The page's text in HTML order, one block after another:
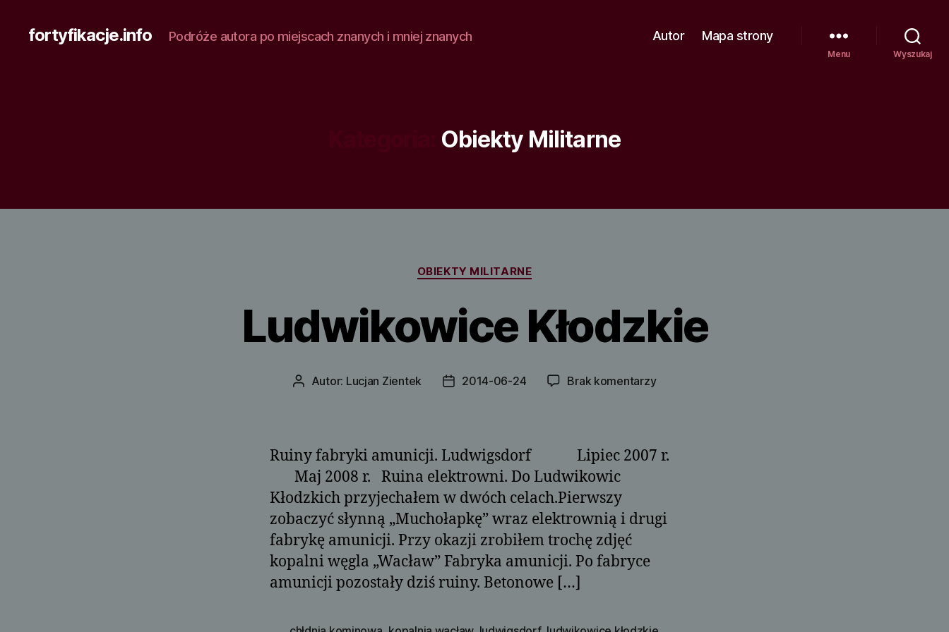
fortyfikacje.info Podróże autora po miejscach znanych i mniej znanych Autor Mapa strony
Menu Wyszukaj
Obiekty Militarne
Kategorie
OBIEKTY MILITARNE
Ludwikowice Kłodzkie
AutorAutor: Lucjan Zientek
Data2014-06-24 Brak komentarzydo
Ruiny fabryki amunicji. Ludwigsdorf Lipiec 2007 r.
Maj 2008 r. Ruina elektrowni. Do Ludwikowic
Kłodzkich przyjechałem w dwóch celach.Pierwszy
zobaczyć słynną „Muchołapkę” wraz elektrownią i drugi
fabrykę amunicji. Przy okazji zrobiłem trochę zdjęć
kopalni węgla „Wacław” Fabryka amunicji. Po fabryce
amunicji pozostały dziś ruiny. Betonowe […]